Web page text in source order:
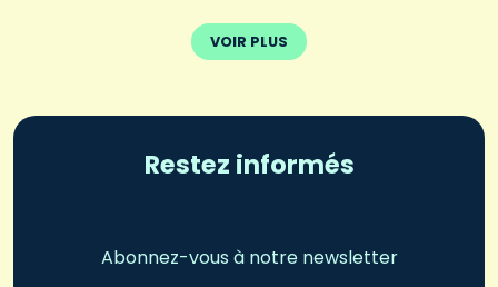
VOIR PLUS
Restez informés
Abonnez-vous à notre newsletter